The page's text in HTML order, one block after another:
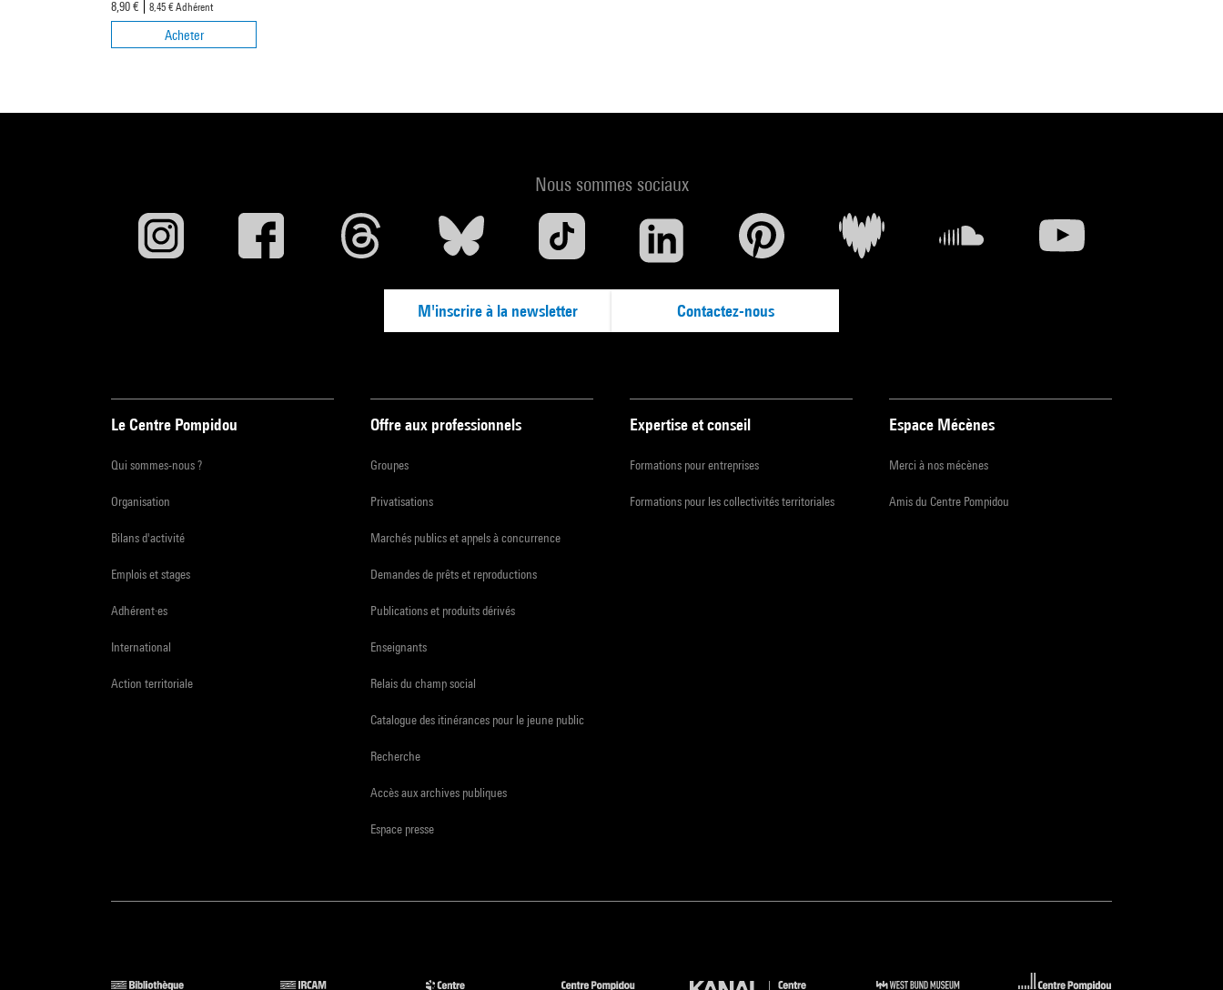
8,90 €
8,45 €Adhérent
Acheter
Nous sommes sociaux
M'inscrire à la newsletter Contactez-nous
Le Centre Pompidou
Qui sommes-nous ?
Organisation
Bilans d'activité
Emplois et stages
Adhérent·es
International
Action territoriale
Offre aux professionnels
Groupes
Privatisations
Marchés publics et appels à concurrence
Demandes de prêts et reproductions
Publications et produits dérivés
Enseignants
Relais du champ social
Catalogue des itinérances pour le jeune public
Recherche
Accès aux archives publiques
Espace presse
Expertise et conseil
Formations pour entreprises
Formations pour les collectivités territoriales
Espace Mécènes
Merci à nos mécènes
Amis du Centre Pompidou